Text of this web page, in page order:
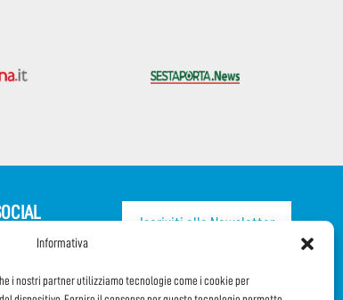
Informativa
i nostri partner utilizziamo tecnologie come i cookie per
Iscriviti alla Newsletter
CONDIVIDI QUESTA PAGINA!